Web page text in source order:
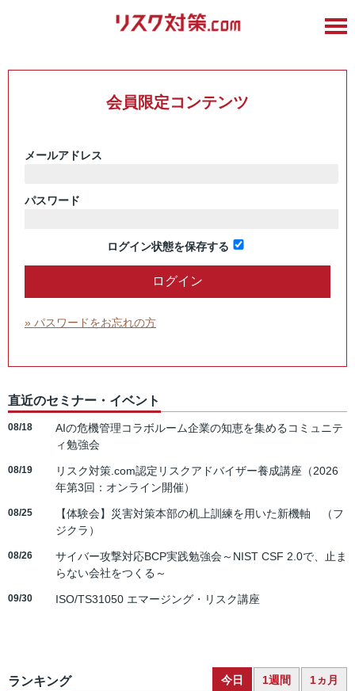
会員限定コンテンツ
メールアドレス
パスワード
ログイン状態を保存する
» パスワードをお忘れの方
直近のセミナー・イベント
08/18
AIの危機管理コラボルーム企業の知恵を集めるコミュニテ
ィ勉強会
08/19
リスク対策.com認定リスクアドバイザー養成講座（2026
年第3回：オンライン開催）
08/25
【体験会】災害対策本部の机上訓練を用いた新機軸 （フ
ジクラ）
08/26
サイバー攻撃対応BCP実践勉強会～NIST CSF 2.0で、止ま
らない会社をつくる～
09/30 ISO/TS31050 エマージング・リスク講座
ランキング 今日 1週間 1ヵ月